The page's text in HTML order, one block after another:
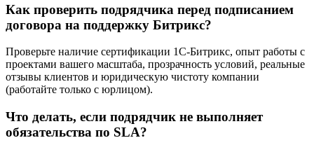
Как проверить подрядчика перед подписанием
договора на поддержку Битрикс?
Проверьте наличие сертификации 1С-Битрикс, опыт работы с
проектами вашего масштаба, прозрачность условий, реальные
отзывы клиентов и юридическую чистоту компании
(работайте только с юрлицом).
Что делать, если подрядчик не выполняет
обязательства по SLA?